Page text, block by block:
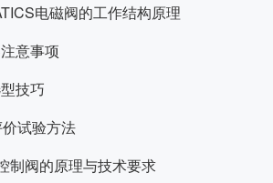
电磁阀的工作结构原理
意事项
技巧
试验方法
制阀的原理与技术要求